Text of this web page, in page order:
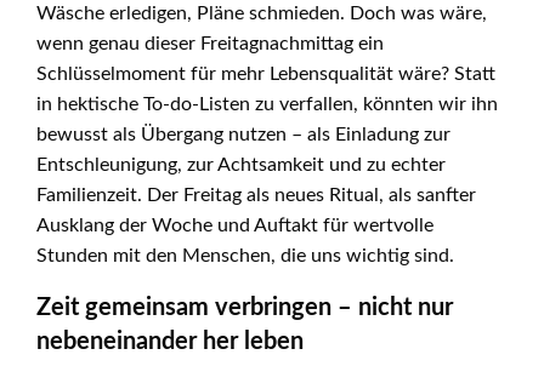
Wäsche erledigen, Pläne schmieden. Doch was wäre,
wenn genau dieser Freitagnachmittag ein
Schlüsselmoment für mehr Lebensqualität wäre? Statt
in hektische To-do-Listen zu verfallen, könnten wir ihn
bewusst als Übergang nutzen – als Einladung zur
Entschleunigung, zur Achtsamkeit und zu echter
Familienzeit. Der Freitag als neues Ritual, als sanfter
Ausklang der Woche und Auftakt für wertvolle
Stunden mit den Menschen, die uns wichtig sind.
Zeit gemeinsam verbringen – nicht nur
nebeneinander her leben